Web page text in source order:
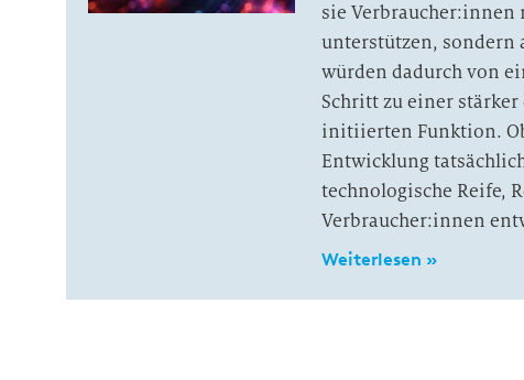
sie Verbraucher:innen
unterstützen, sondern
würden dadurch von
Schritt zu einer
initiierten Funktion.
Entwicklung
technologische Reife,
Verbraucher:innen
Weiterlesen »